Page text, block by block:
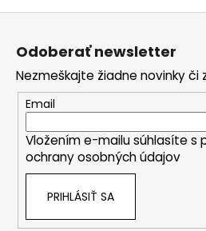
Z
Odoberať newsletter
Nezmeškajte žiadne novinky či
Email
Vložením e-mailu súhlasíte s
ochrany osobných údajov
PRIHLÁSIŤ SA